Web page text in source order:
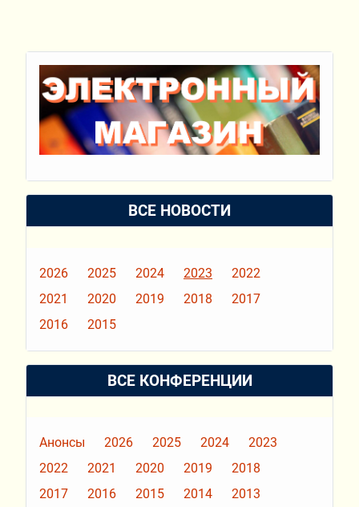
ВСЕ НОВОСТИ
2026 2025 2024 2023
2022
2021
2020 2019 2018
2017
2016
2015
ВСЕ КОНФЕРЕНЦИИ
Анонсы 2026 2025 2024
2023
2022
2021 2020 2019
2018
2017
2016 2015 2014
2013